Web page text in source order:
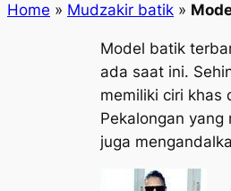
Home » Mudzakir batik »
Model batik
ada saat ini.
memiliki ciri khas
Pekalongan
juga